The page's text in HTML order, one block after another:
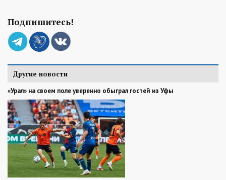
Подпишитесь!
Другие новости
«Урал» на своем поле уверенно обыграл гостей из Уфы